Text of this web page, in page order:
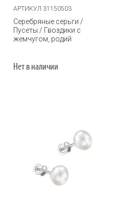
АРТИКУЛ 31150503
Серебряные серьги /
Пусеты / Гвоздики с
жемчугом, родий
Нет в наличии